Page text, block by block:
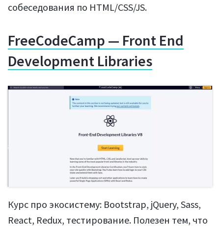
собеседования по HTML/CSS/JS.
FreeCodeCamp — Front End
Development Libraries
Курс про экосистему: Bootstrap, jQuery, Sass,
React, Redux, тестирование. Полезен тем, что